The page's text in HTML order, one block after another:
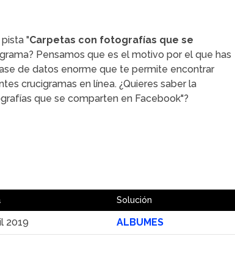
"Carpetas con fotografías que se
Pensamos que es el motivo por el que has
de datos enorme que te permite encontrar
crucigramas en línea. ¿Quieres saber la
que se comparten en Facebook"?
Solución
2019 ALBUMES